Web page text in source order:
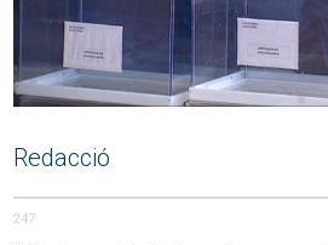
Redacció
247